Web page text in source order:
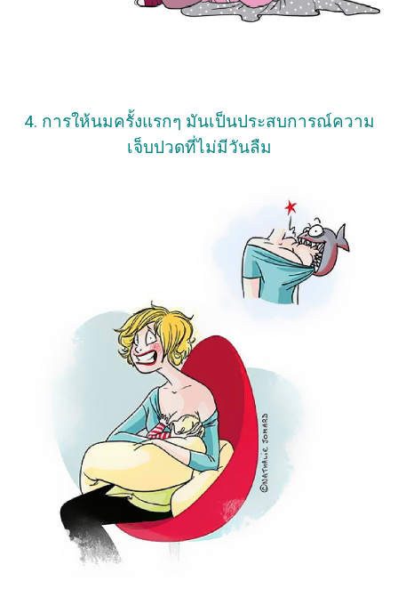
4. การให้นมครั้งแรกๆ มันเป็นประสบการณ์ความ
เจ็บปวดที่ไม่มีวันลืม